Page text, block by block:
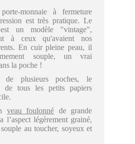
monnaie à fermeture
est très pratique. Le
un modèle "vintage",
à ceux qu'avaient nos
En cuir pleine peau, il
souple, un vrai
la poche !
de plusieurs poches, le
de tous les petits papiers
veau foulonné de grande
l’aspect légèrement grainé,
au toucher, soyeux et